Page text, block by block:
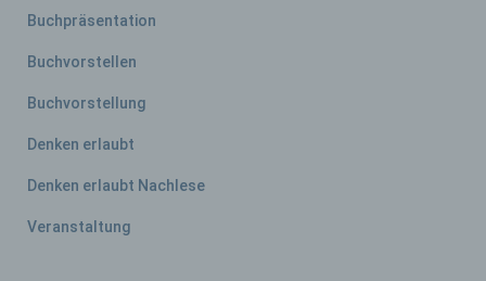
Buchpräsentation
Buchvorstellen
Buchvorstellung
Denken erlaubt
Denken erlaubt Nachlese
Veranstaltung
auf Ihrem Computer oder mobilen Gerät
abspeichert. Cookies sind Textdateien, welche
über einen Internetbrowser auf einem
werden. Sie können die Verwendung von Cookies,
entsprechende Einstellung in Ihrem Browser
Zahlreiche Internetseiten und Server verwenden
Cookies. Viele Cookies enthalten eine sogenannte
Cookie-ID. Eine Cookie-ID ist eine eindeutige